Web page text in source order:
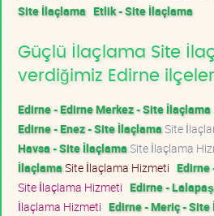
Site İlaçlama Etlik - Site İlaçlama
Güçlü İlaçlama Site
verdiğimiz Edirne
Edirne - Edirne Merkez - Site İlaçlama
Edirne - Enez - Site İlaçlamaSite
Havsa - Site İlaçlamaSite İlaçlama
İlaçlamaSite İlaçlama Hizmeti Edirne
Site İlaçlama Hizmeti Edirne -
İlaçlama Hizmeti Edirne - Meriç -